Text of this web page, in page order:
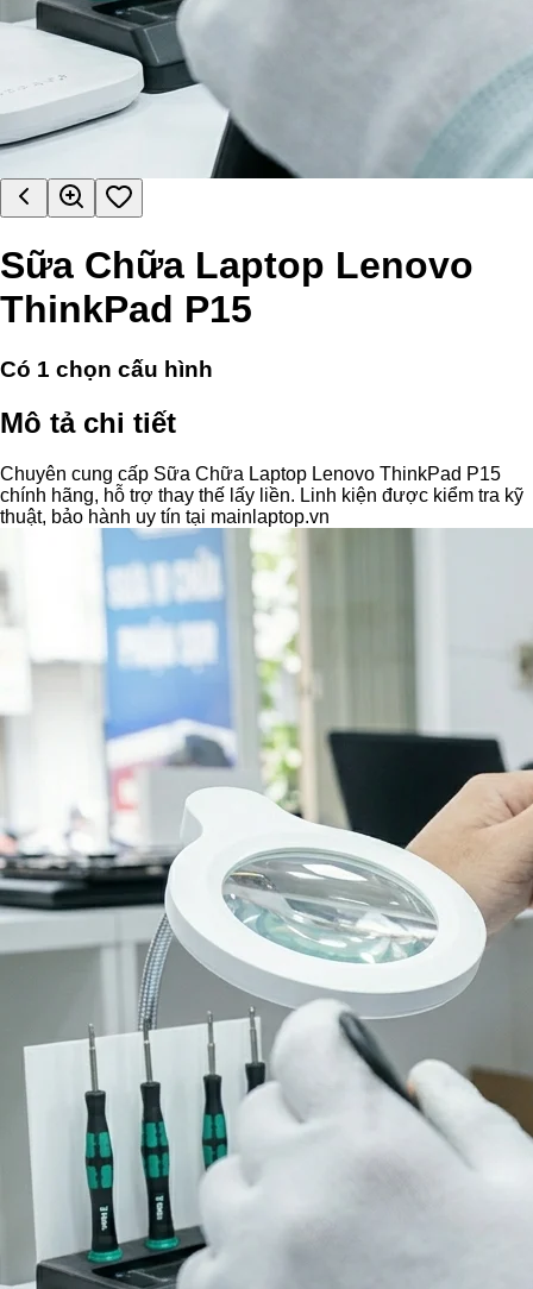
Sữa Chữa Laptop Lenovo
ThinkPad P15
Có 1 chọn cấu hình
Mô tả chi tiết
Chuyên cung cấp Sữa Chữa Laptop Lenovo ThinkPad P15
chính hãng, hỗ trợ thay thế lấy liền. Linh kiện được kiểm tra kỹ
thuật, bảo hành uy tín tại mainlaptop.vn